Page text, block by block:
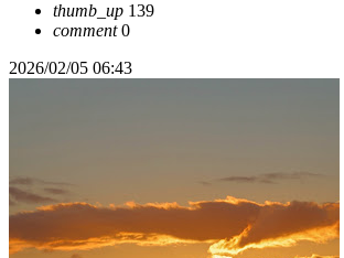
thumb_up 139
comment0
2026/02/05 06:43